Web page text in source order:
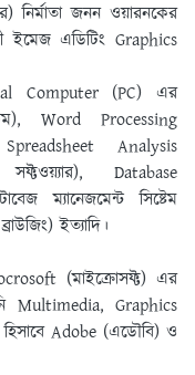
নির্মাতা জনন ওয়ারনকের
ইমেজ এডিটিং Graphics
Computer (PC) এর
Word Processing
Spreadsheet Analysis
Database
ম্যানেজমেন্ট সিষ্টেম
ইত্যাদি।
(মাইক্রোসফ্ট) এর
Multimedia, Graphics
হিসাবে Adobe (এডৌবি) ও